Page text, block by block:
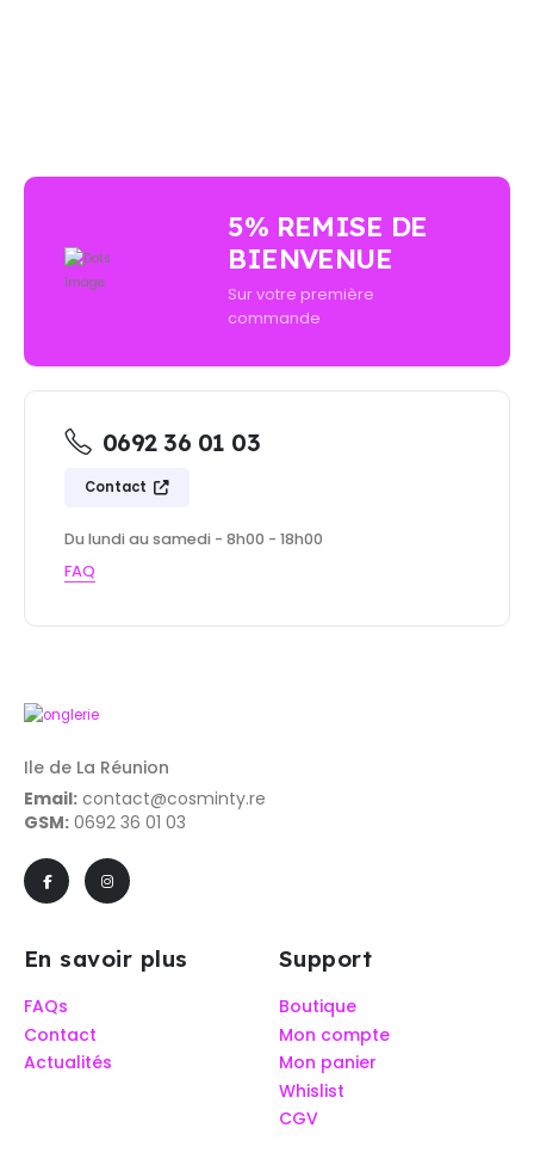
5% REMISE DE
BIENVENUE
Sur votre première
commande
0692 36 01 03
Contact
Du lundi au samedi - 8h00 - 18h00
FAQ
Ile de La Réunion
Email: contact@cosminty.re
GSM: 0692 36 01 03
En savoir plus
FAQs
Contact
Actualités
Support
Boutique
Mon compte
Mon panier
Whislist
CGV